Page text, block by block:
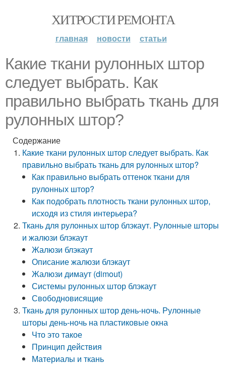
ХИТРОСТИ РЕМОНТА
главная новости статьи
Какие ткани рулонных штор
следует выбрать. Как
правильно выбрать ткань для
рулонных штор?
Содержание
Какие ткани рулонных штор следует выбрать. Как
правильно выбрать ткань для рулонных штор?
Как правильно выбрать оттенок ткани для
рулонных штор?
Как подобрать плотность ткани рулонных штор,
исходя из стиля интерьера?
Ткань для рулонных штор блэкаут. Рулонные шторы
и жалюзи блэкаут
Жалюзи блэкаут
Описание жалюзи блэкаут
Жалюзи димаут (dimout)
Системы рулонных штор блэкаут
Свободновисящие
Ткань для рулонных штор день-ночь. Рулонные
шторы день-ночь на пластиковые окна
Что это такое
Принцип действия
Материалы и ткань